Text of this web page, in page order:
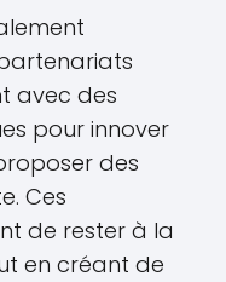
avec des
pour innover
des
Ces
de rester à la
en créant de